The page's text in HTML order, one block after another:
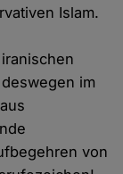
Islam.
im
von